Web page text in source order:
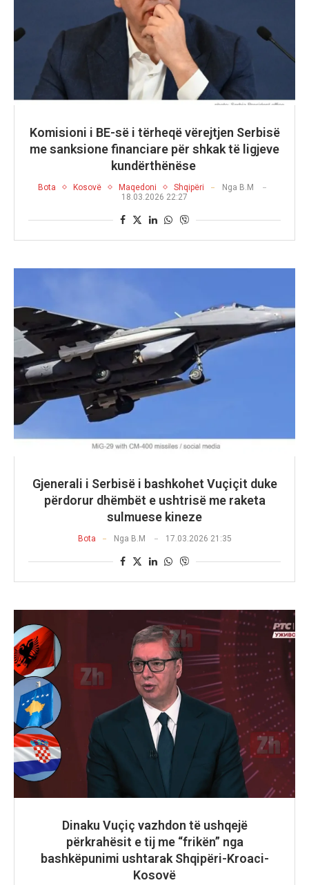
Komisioni i BE-së i tërheqë vërejtjen Serbisë
me sanksione financiare për shkak të ligjeve
kundërthënëse
Bota Kosovë Maqedoni Shqipëri Nga B.M
18.03.2026 22:27
Gjenerali i Serbisë i bashkohet Vuçiçit duke
përdorur dhëmbët e ushtrisë me raketa
sulmuese kineze
Bota Nga B.M 17.03.2026 21:35
Dinaku Vuçiç vazhdon të ushqejë
përkrahësit e tij me “frikën” nga
bashkëpunimi ushtarak Shqipëri-Kroaci-
Kosovë